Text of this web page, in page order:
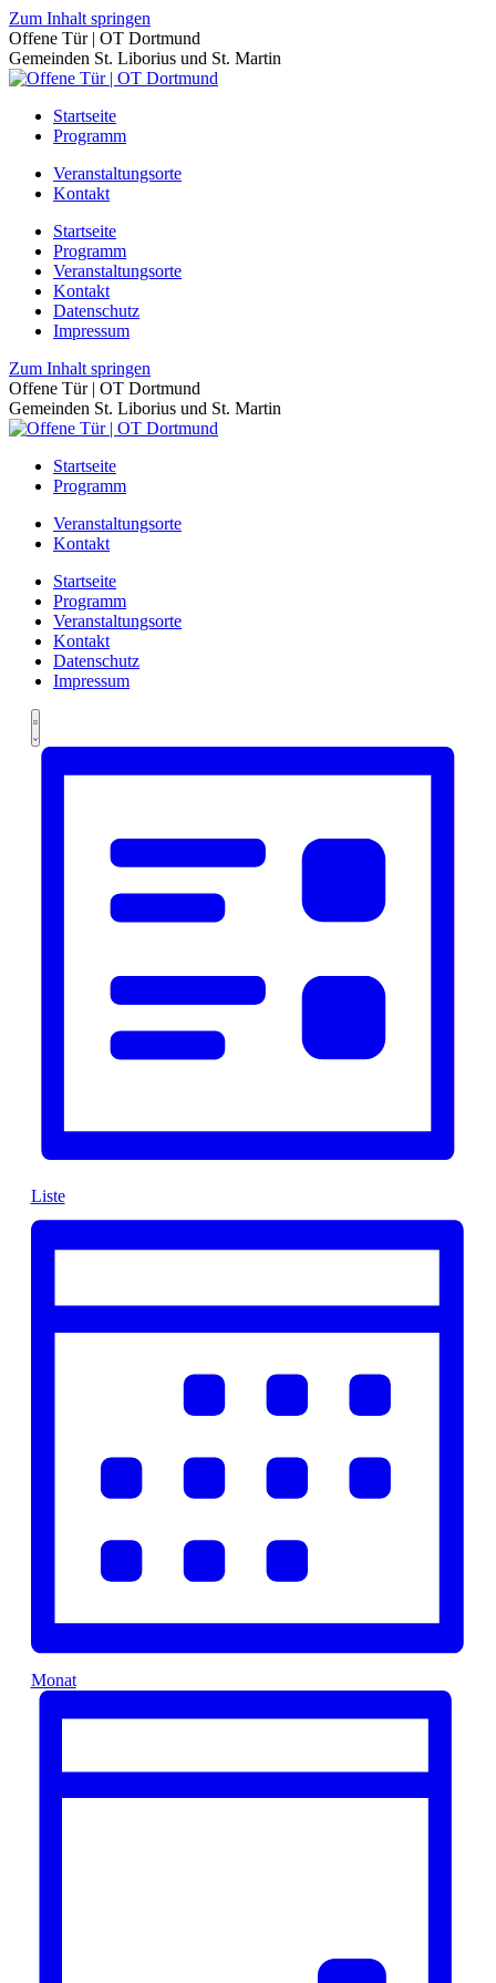
Zum Inhalt springen
Offene Tür | OT Dortmund
Gemeinden St. Liborius und St. Martin
Startseite
Programm
Veranstaltungsorte
Kontakt
Startseite
Programm
Veranstaltungsorte
Kontakt
Datenschutz
Impressum
Zum Inhalt springen
Offene Tür | OT Dortmund
Gemeinden St. Liborius und St. Martin
Startseite
Programm
Veranstaltungsorte
Kontakt
Startseite
Programm
Veranstaltungsorte
Kontakt
Datenschutz
Impressum
Ansichten-
Navigation
Veranstaltung
Ansichten-
Summary
Liste
Monat